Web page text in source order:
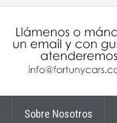
Sobre Nosotros